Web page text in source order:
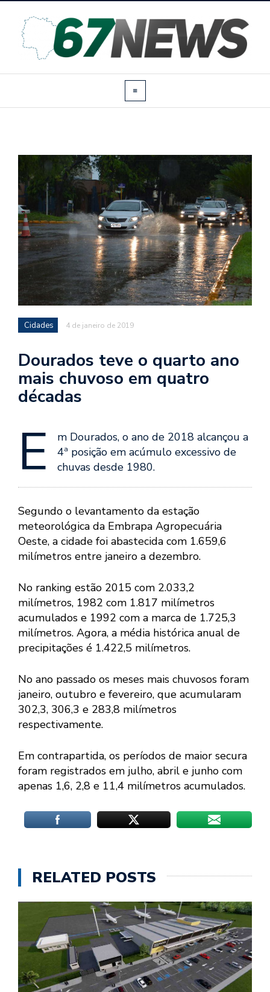
Cidades 4 de janeiro de 2019
Dourados teve o quarto ano
mais chuvoso em quatro
décadas
E
m Dourados, o ano de 2018 alcançou a
4ª posição em acúmulo excessivo de
chuvas desde 1980.
Segundo o levantamento da estação
meteorológica da Embrapa Agropecuária
Oeste, a cidade foi abastecida com 1.659,6
milímetros entre janeiro a dezembro.
No ranking estão 2015 com 2.033,2
milímetros, 1982 com 1.817 milímetros
acumulados e 1992 com a marca de 1.725,3
milímetros. Agora, a média histórica anual de
precipitações é 1.422,5 milímetros.
No ano passado os meses mais chuvosos foram
janeiro, outubro e fevereiro, que acumularam
302,3, 306,3 e 283,8 milímetros
respectivamente.
Em contrapartida, os períodos de maior secura
foram registrados em julho, abril e junho com
apenas 1,6, 2,8 e 11,4 milímetros acumulados.
RELATED POSTS